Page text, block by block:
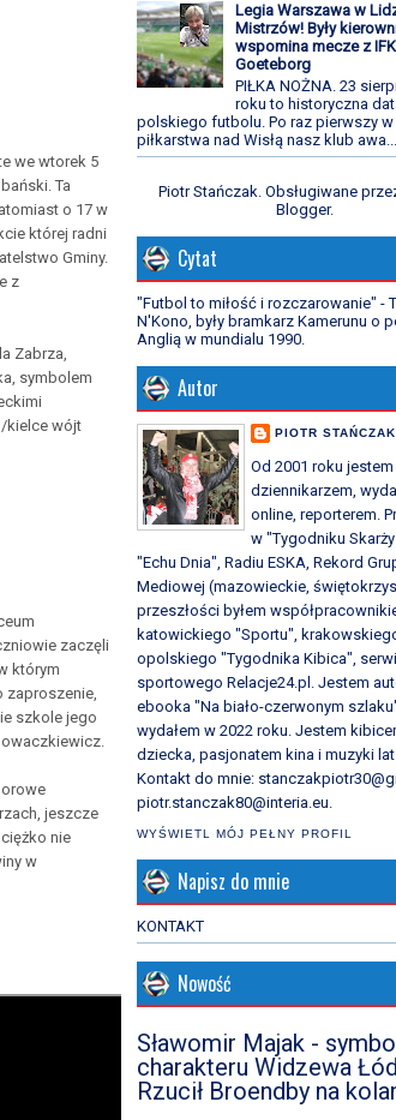
we wtorek 5
Ta
o 17 w
której radni
Gminy.
z
Zabrza,
symbolem
kielce wójt
zaczęli
którym
zaproszenie,
szkole jego
jeszcze
nie
w
Legia Warszawa w
Mistrzów! Były
wspomina mecze z IFK
Goeteborg
PIŁKA NOŻNA. 23
roku to historyczna
polskiego futbolu. Po raz pierwszy
piłkarstwa nad Wisłą nasz klub awa...
Piotr Stańczak. Obsługiwane
Blogger.
Cytat
"Futbol to miłość i rozczarowanie" -
N'Kono, były bramkarz Kamerunu o
Anglią w mundialu 1990.
Autor
PIOTR STAŃCZAK
Od 2001 roku jestem
dziennikarzem,
online, reporterem.
w "Tygodniku
"Echu Dnia", Radiu ESKA, Rekord
Mediowej (mazowieckie,
przeszłości byłem
katowickiego "Sportu",
opolskiego "Tygodnika Kibica",
sportowego Relacje24.pl. Jestem
ebooka "Na biało-czerwonym
wydałem w 2022 roku. Jestem
dziecka, pasjonatem kina i muzyki lat
Kontakt do mnie:
piotr.stanczak80@interia.eu.
WYŚWIETL MÓJ PEŁNY PROFIL
Napisz do mnie
KONTAKT
Nowość
Sławomir Majak -
charakteru Widzewa
Rzucił Broendby na